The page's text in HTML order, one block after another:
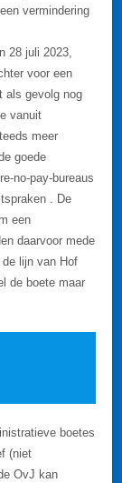
vermindering
28 juli 2023,
voor een
als gevolg nog
vanuit
meer
goede
no-pay-bureaus
. De
een
daarvoor mede
lijn van Hof
de boete maar
boetes
(niet
OvJ kan